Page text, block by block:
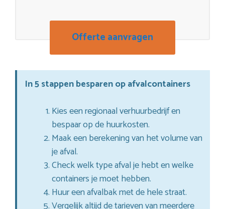
Offerte aanvragen
In 5 stappen besparen op afvalcontainers
Kies een regionaal verhuurbedrijf en
bespaar op de huurkosten.
Maak een berekening van het volume van
je afval.
Check welk type afval je hebt en welke
containers je moet hebben.
Huur een afvalbak met de hele straat.